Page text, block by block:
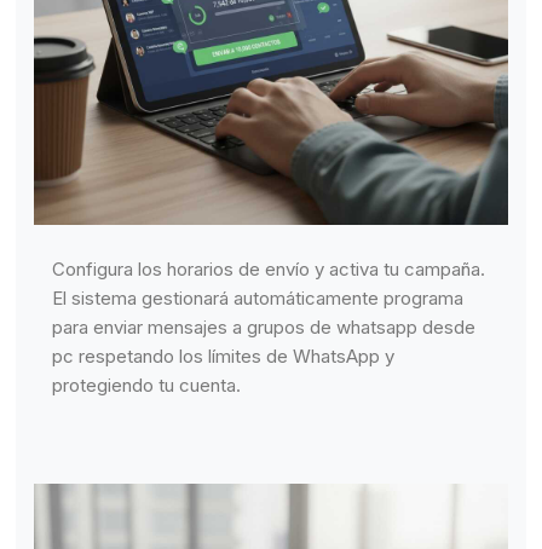
Configura los horarios de envío y activa tu campaña.
El sistema gestionará automáticamente programa
para enviar mensajes a grupos de whatsapp desde
pc respetando los límites de WhatsApp y
protegiendo tu cuenta.